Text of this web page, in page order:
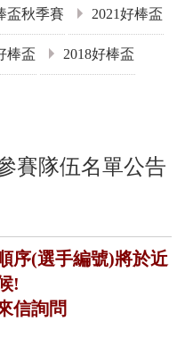
盃秋季賽 2021好棒盃
棒盃 2018好棒盃
賽隊伍名單公告
序(選手編號)將於近
!
信詢問